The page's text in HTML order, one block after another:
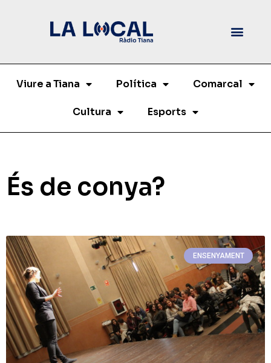
Viure a Tiana Política Comarcal
Cultura Esports
És de conya?
ENSENYAMENT